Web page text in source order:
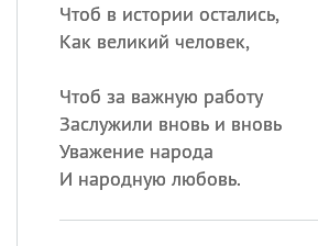
Чтоб в истории остались,
Как великий человек,
Чтоб за важную работу
Заслужили вновь и вновь
Уважение народа
И народную любовь.